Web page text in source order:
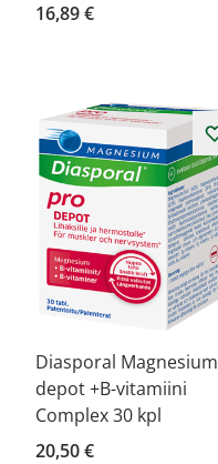
16,89 €
Diasporal Magnesium
depot +B-vitamiini
Complex 30 kpl
20,50 €